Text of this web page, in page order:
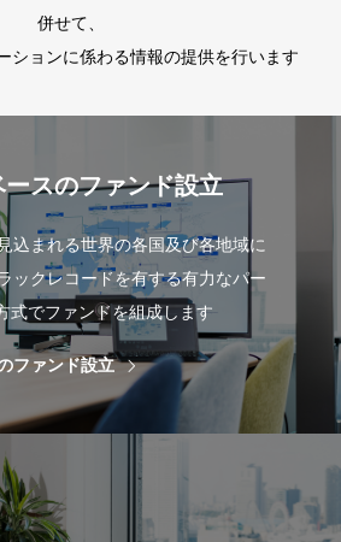
併せて、
ションに係わる情報の提供を行います
スのファンド設立
込まれる世界の各国及び各地域に
ックレコードを有する有力なパー
式でファンドを組成します
ファンド設立